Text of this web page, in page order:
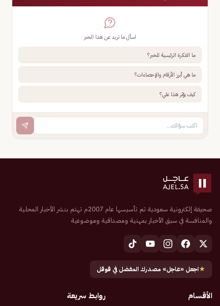
اسأل ما تريد عن هذا الخبر
ما الفكرة الرئيسية للخبر؟
ما هي أبرز الأرقام والإحصاءات؟
كيف يؤثر هذا علي؟
صحيفة إلكترونية سعودية تم تأسيسها عام 2007م تهتم بنشر الأخبار المحلية
والمنافسة في سبق الأخبار بمهنية ومصداقية وموضوعية
★اجعل «عاجل» مصدرك المفضل في قوقل
الأقسام روابط سريعة